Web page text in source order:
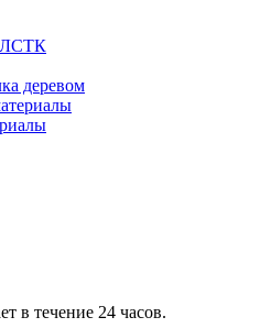
ЛСТК
деревом
в течение 24 часов.